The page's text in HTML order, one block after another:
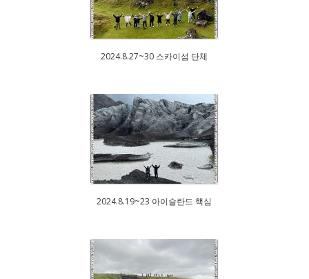
2024.8.27~30 스카이섬 단체
2024.8.19~23 아이슬란드 핵심